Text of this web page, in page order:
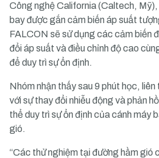
Công nghệ California (Caltech,
bay được gắn cảm biến áp suất
FALCON sẽ sử dụng các cảm biến
đổi áp suất và điều chỉnh độ cao
để duy trì sự ổn định.
Nhóm nhận thấy sau 9 phút học,
với sự thay đổi nhiễu động và phản
thể duy trì sự ổn định của cánh máy
gió.
“Các thử nghiệm tại đường hầm gió